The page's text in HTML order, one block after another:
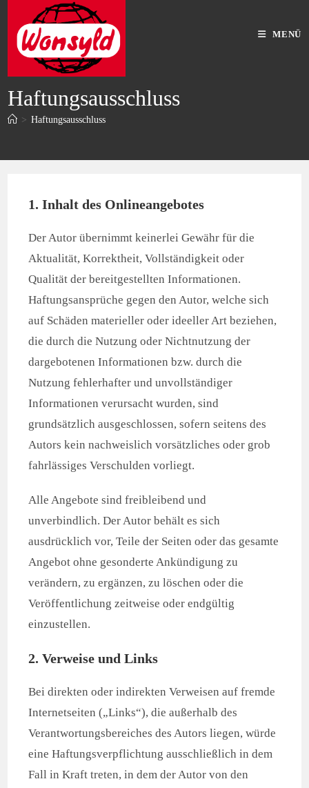
MENÜ
Haftungsausschluss
> Haftungsausschluss
1. Inhalt des Onlineangebotes
Der Autor übernimmt keinerlei Gewähr für die
Aktualität, Korrektheit, Vollständigkeit oder
Qualität der bereitgestellten Informationen.
Haftungsansprüche gegen den Autor, welche sich
auf Schäden materieller oder ideeller Art beziehen,
die durch die Nutzung oder Nichtnutzung der
dargebotenen Informationen bzw. durch die
Nutzung fehlerhafter und unvollständiger
Informationen verursacht wurden, sind
grundsätzlich ausgeschlossen, sofern seitens des
Autors kein nachweislich vorsätzliches oder grob
fahrlässiges Verschulden vorliegt.
Alle Angebote sind freibleibend und
unverbindlich. Der Autor behält es sich
ausdrücklich vor, Teile der Seiten oder das gesamte
Angebot ohne gesonderte Ankündigung zu
verändern, zu ergänzen, zu löschen oder die
Veröffentlichung zeitweise oder endgültig
einzustellen.
2. Verweise und Links
Bei direkten oder indirekten Verweisen auf fremde
Internetseiten („Links“), die außerhalb des
Verantwortungsbereiches des Autors liegen, würde
eine Haftungsverpflichtung ausschließlich in dem
Fall in Kraft treten, in dem der Autor von den